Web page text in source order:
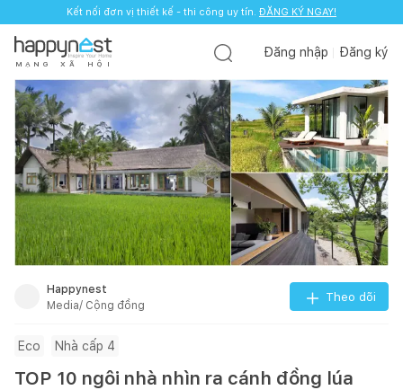
Kết nối đơn vị thiết kế - thi công uy tín. ĐĂNG KÝ NGAY!
M Ạ N G X Ã H Ộ I
Đăng nhập Đăng ký
Happynest
Media/ Cộng đồng
Theo dõi
Eco Nhà cấp 4
TOP 10 ngôi nhà nhìn ra cánh đồng lúa